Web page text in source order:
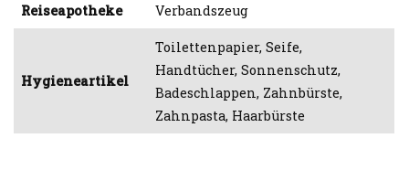
Reiseapotheke
Verbandszeug
Hygieneartikel
Toilettenpapier, Seife,
Handtücher, Sonnenschutz,
Badeschlappen, Zahnbürste,
Zahnpasta, Haarbürste